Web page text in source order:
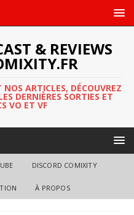
& REVIEWS
ARTICLES, DÉCOUVREZ
DERNIÈRES SORTIES ET
VO ET VF
DISCORD COMIXITY
À PROPOS